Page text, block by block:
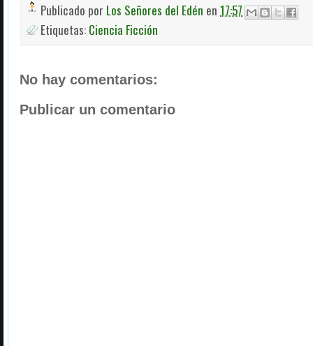
Publicado por Los Señores del Edén en 17:57
Etiquetas: Ciencia Ficción
No hay comentarios:
Publicar un comentario